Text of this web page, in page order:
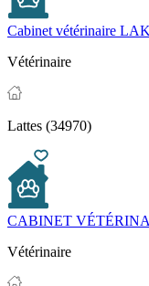
Cabinet vétérinaire LAK
Vétérinaire
Lattes (34970)
CABINET
Vétérinaire